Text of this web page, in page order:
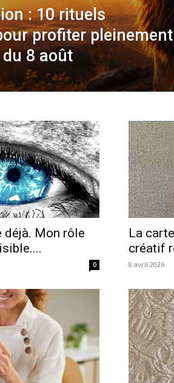
: 10 rituels
profiter pleinement
du 8 août
déjà. Mon rôle
0
La
créatif
8 avril 2026